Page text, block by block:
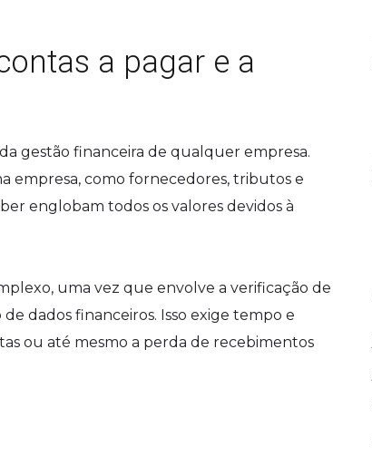
a pagar e a
gestão financeira de qualquer empresa.
empresa, como fornecedores, tributos e
englobam todos os valores devidos à
uma vez que envolve a verificação de
dados financeiros. Isso exige tempo e
ou até mesmo a perda de recebimentos